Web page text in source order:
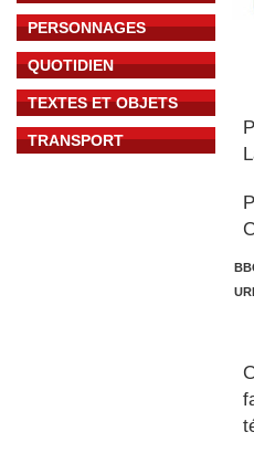
PERSONNAGES
QUOTIDIEN
TEXTES ET OBJETS
TRANSPORT